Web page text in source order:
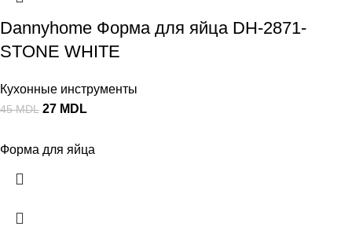
Dannyhome Форма для яйца DH-2871-
STONE WHITE
Кухонные инструменты
45MDL 27 MDL
Форма для яйца